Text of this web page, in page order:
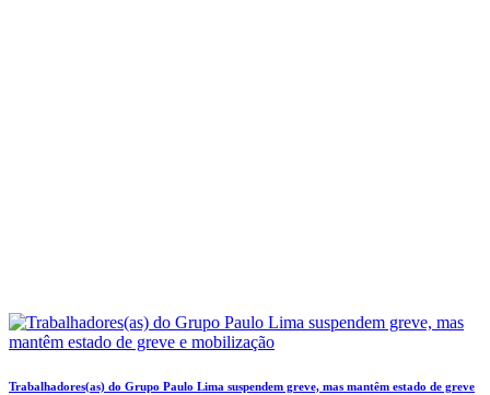
Trabalhadores(as) do Grupo Paulo Lima suspendem greve, mas mantêm estado de greve